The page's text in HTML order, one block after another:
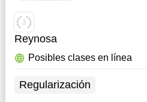
Reynosa
Posibles clases en línea
Regularización